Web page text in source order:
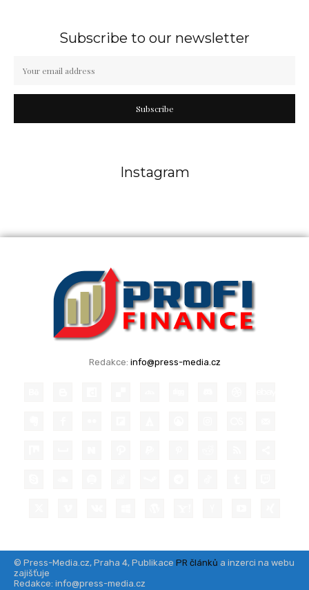
Subscribe to our newsletter
Subscribe
Instagram
Redakce: info@press-media.cz
© Press-Media.cz, Praha 4, Publikace PR článků a inzerci na webu
zajišťuje
Redakce: info@press-media.cz